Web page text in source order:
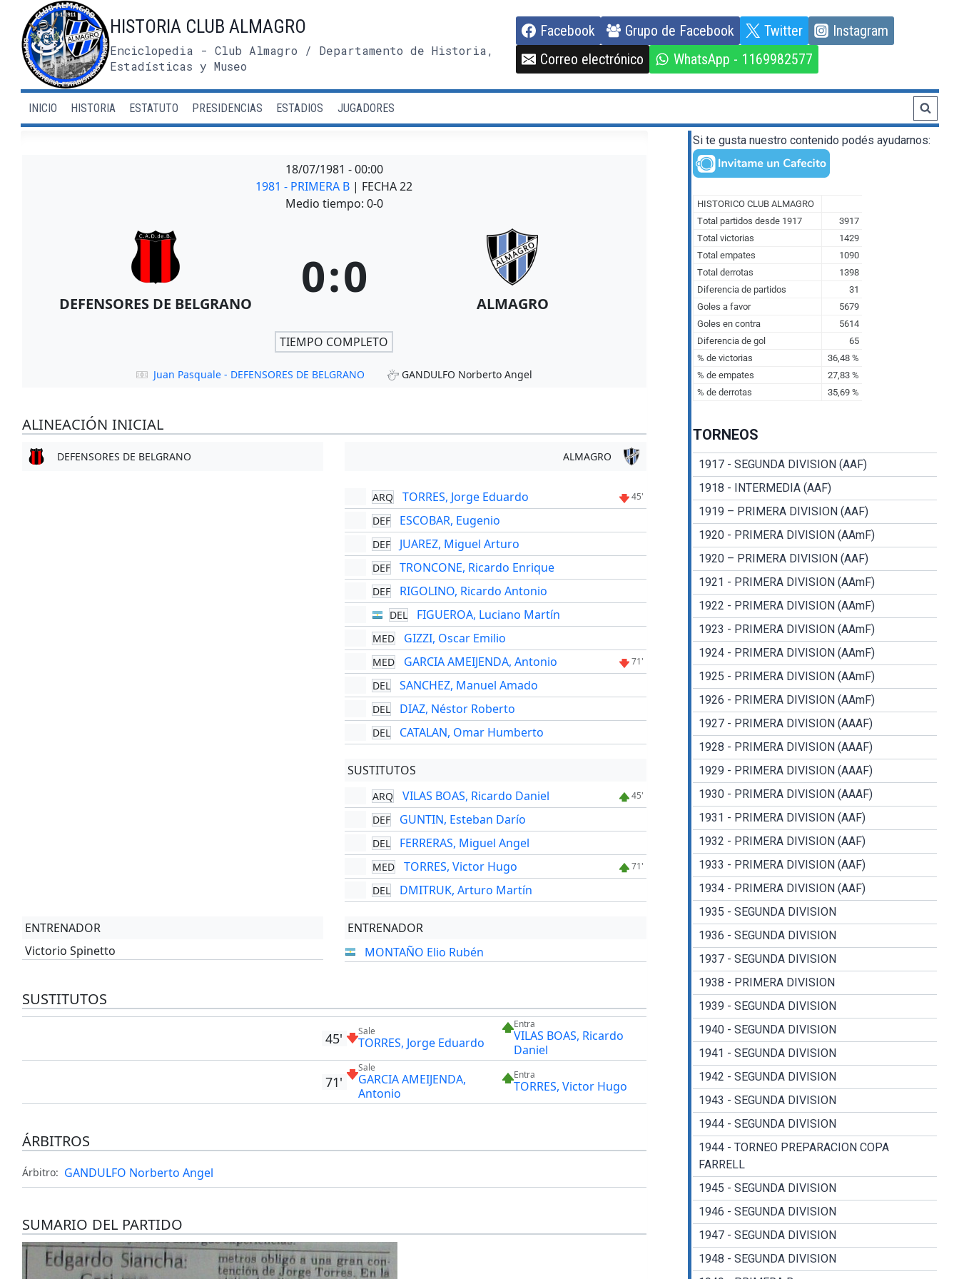
contenido
HISTORIA CLUB ALMAGRO
Enciclopedia - Club Almagro / Departamento de Historia,
Estadísticas y Museo
Facebook Grupo de Facebook Twitter
Instagram
Correo electrónico
WhatsApp - 1169982577
INICIO HISTORIA ESTATUTO PRESIDENCIAS ESTADIOS JUGADORES
18/07/1981 -00:00
1981 - PRIMERA B | FECHA 22
Medio tiempo: 0-0
DEFENSORES DE BELGRANO 0:0 ALMAGRO
TIEMPO COMPLETO
Juan Pasquale - DEFENSORES DE BELGRANO GANDULFO Norberto Angel
ALINEACIÓN INICIAL
DEFENSORES DE BELGRANO
ENTRENADOR
Victorio Spinetto
ALMAGRO
ARQ TORRES, Jorge Eduardo 45'
DEF ESCOBAR, Eugenio
DEF JUAREZ, Miguel Arturo
DEF TRONCONE, Ricardo Enrique
DEF RIGOLINO, Ricardo Antonio
DEL FIGUEROA, Luciano Martín
MED GIZZI, Oscar Emilio
MED GARCIA AMEIJENDA, Antonio 71'
DEL SANCHEZ, Manuel Amado
DEL DIAZ, Néstor Roberto
DEL CATALAN, Omar Humberto
SUSTITUTOS
ARQ VILAS BOAS, Ricardo Daniel 45'
DEF GUNTIN, Esteban Darío
DEL FERRERAS, Miguel Angel
MED TORRES, Victor Hugo 71'
DEL DMITRUK, Arturo Martín
ENTRENADOR
MONTAÑO Elio Rubén
SUSTITUTOS
45' Sale
TORRES, Jorge Eduardo
Entra
VILAS BOAS, Ricardo
Daniel
71'
Sale
GARCIA AMEIJENDA,
Antonio
Entra
TORRES, Victor Hugo
ÁRBITROS
Árbitro: GANDULFO Norberto Angel
SUMARIO DEL PARTIDO
Si te gusta nuestro contenido podés ayudarnos:
TORNEOS
1917 - SEGUNDA DIVISION (AAF)
1918 - INTERMEDIA (AAF)
1919 – PRIMERA DIVISION (AAF)
1920 - PRIMERA DIVISION (AAmF)
1920 – PRIMERA DIVISION (AAF)
1921 - PRIMERA DIVISION (AAmF)
1922 - PRIMERA DIVISION (AAmF)
1923 - PRIMERA DIVISION (AAmF)
1924 - PRIMERA DIVISION (AAmF)
1925 - PRIMERA DIVISION (AAmF)
1926 - PRIMERA DIVISION (AAmF)
1927 - PRIMERA DIVISION (AAAF)
1928 - PRIMERA DIVISION (AAAF)
1929 - PRIMERA DIVISION (AAAF)
1930 - PRIMERA DIVISION (AAAF)
1931 - PRIMERA DIVISION (AAF)
1932 - PRIMERA DIVISION (AAF)
1933 - PRIMERA DIVISION (AAF)
1934 - PRIMERA DIVISION (AAF)
1935 - SEGUNDA DIVISION
1936 - SEGUNDA DIVISION
1937 - SEGUNDA DIVISION
1938 - PRIMERA DIVISION
1939 - SEGUNDA DIVISION
1940 - SEGUNDA DIVISION
1941 - SEGUNDA DIVISION
1942 - SEGUNDA DIVISION
1943 - SEGUNDA DIVISION
1944 - SEGUNDA DIVISION
1944 - TORNEO PREPARACION COPA
FARRELL
1945 - SEGUNDA DIVISION
1946 - SEGUNDA DIVISION
1947 - SEGUNDA DIVISION
1948 - SEGUNDA DIVISION